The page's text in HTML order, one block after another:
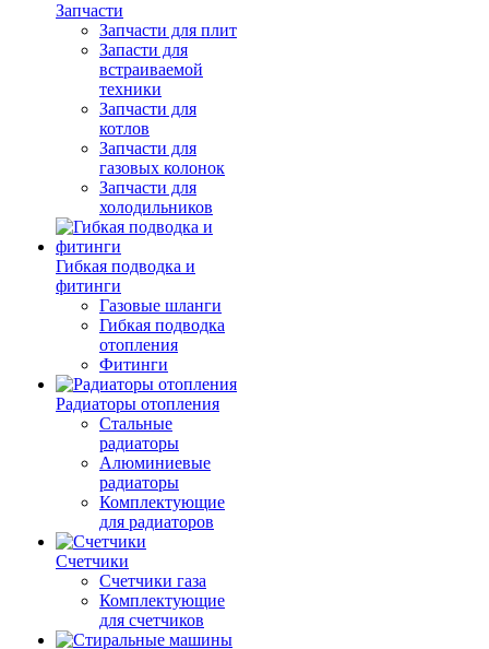
Запчасти
Запчасти для плит
Запасти для
встраиваемой
техники
Запчасти для
котлов
Запчасти для
газовых колонок
Запчасти для
холодильников
Гибкая подводка и
фитинги
Газовые шланги
Гибкая подводка
отопления
Фитинги
Радиаторы отопления
Стальные
радиаторы
Алюминиевые
радиаторы
Комплектующие
для радиаторов
Счетчики
Счетчики газа
Комплектующие
для счетчиков